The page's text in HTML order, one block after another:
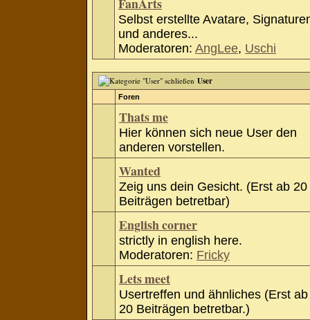
Selbst erstellte Avatare,
und anderes...
Moderatoren: AngLee, Uschi
User
Foren
Thats me
Hier können sich neue User den
anderen vorstellen.
Wanted
Zeig uns dein Gesicht. (Erst ab 20
Beiträgen betretbar)
English corner
strictly in english here.
Moderatoren: Fricky
Lets meet
Usertreffen und ähnliches (Erst ab
20 Beiträgen betretbar.)